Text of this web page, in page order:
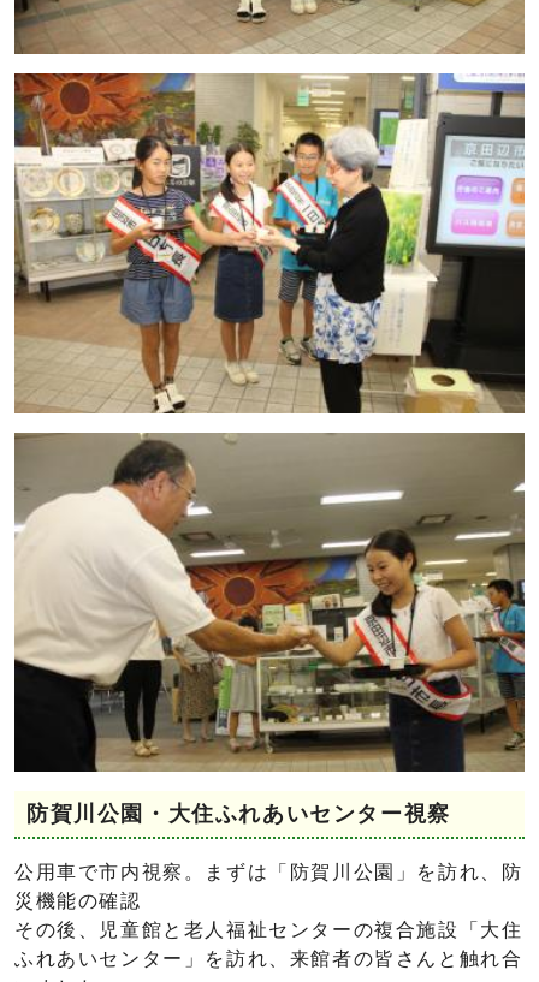
防賀川公園・大住ふれあいセンター視察
公用車で市内視察。まずは「防賀川公園」を訪れ、防
災機能の確認
その後、児童館と老人福祉センターの複合施設「大住
ふれあいセンター」を訪れ、来館者の皆さんと触れ合